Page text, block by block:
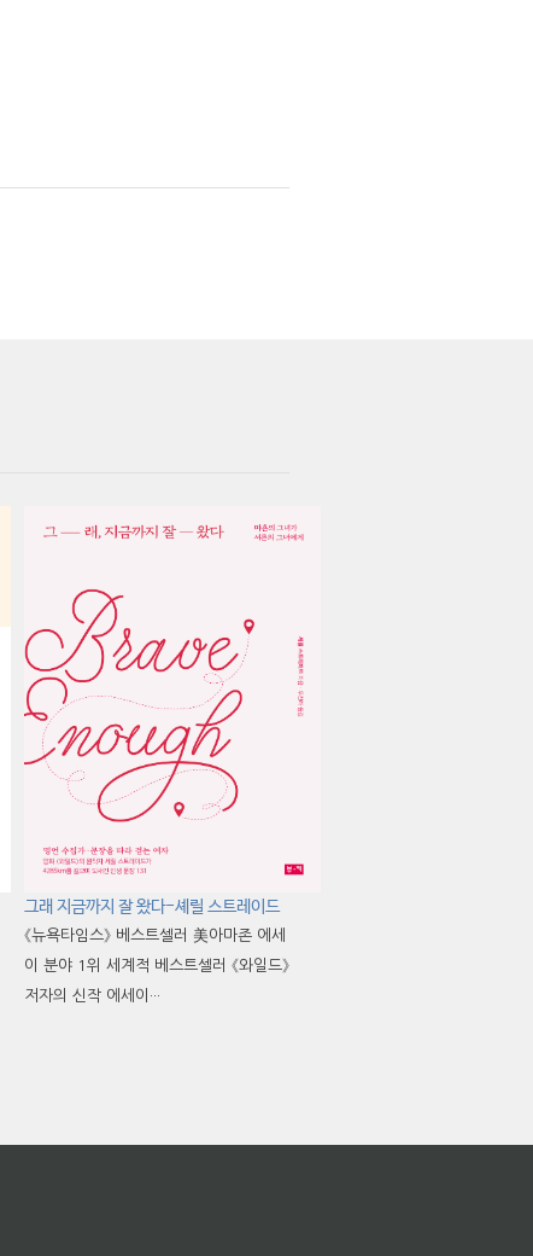
그래 지금까지 잘 왔다-셰릴 스트레이드
《뉴욕타임스》 베스트셀러 美아마존 에세
이 분야 1위 세계적 베스트셀러 《와일드》
저자의 신작 에세이···